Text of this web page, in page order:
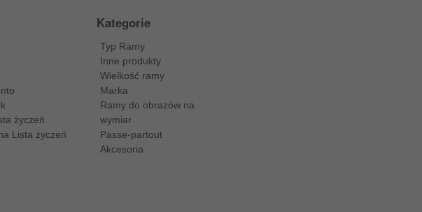
życzeń
Lista życzeń
Kategorie
Typ Ramy
Inne produkty
Wielkość ramy
Marka
Ramy do obrazów na
wymiar
Passe-partout
Akcesoria